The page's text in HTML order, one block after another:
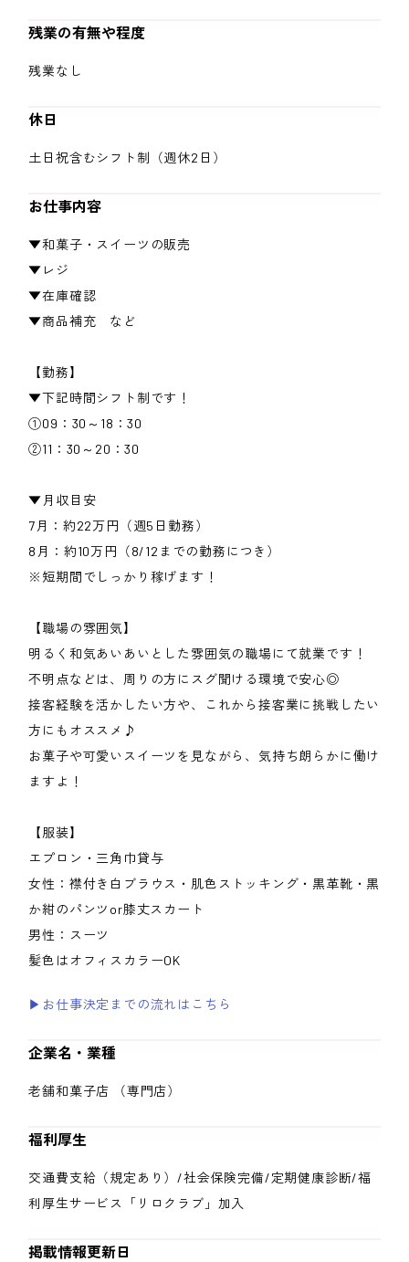
残業の有無や程度
残業なし
休日
土日祝含むシフト制（週休2日）
お仕事内容
▼和菓子・スイーツの販売
▼レジ
▼在庫確認
▼商品補充 など
【勤務】
▼下記時間シフト制です！
①09：30～18：30
②11：30～20：30
▼月収目安
7月：約22万円（週5日勤務）
8月：約10万円（8/12までの勤務につき）
※短期間でしっかり稼げます！
【職場の雰囲気】
明るく和気あいあいとした雰囲気の職場にて就業です！
不明点などは、周りの方にスグ聞ける環境で安心◎
接客経験を活かしたい方や、これから接客業に挑戦したい
方にもオススメ♪
お菓子や可愛いスイーツを見ながら、気持ち朗らかに働け
ますよ！
【服装】
エプロン・三角巾貸与
女性：襟付き白ブラウス・肌色ストッキング・黒革靴・黒
か紺のパンツor膝丈スカート
男性：スーツ
髪色はオフィスカラーOK
▶お仕事決定までの流れはこちら
企業名・業種
老舗和菓子店 （専門店）
福利厚生
交通費支給（規定あり）/社会保険完備/定期健康診断/福
利厚生サービス「リロクラブ」加入
掲載情報更新日